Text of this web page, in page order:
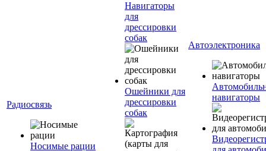
Радиосвязь
Носимые рации
Навигаторы
для
дрессировки
собак
Ошейники для
дрессировки
собак
Автоэлектроника
навигаторы